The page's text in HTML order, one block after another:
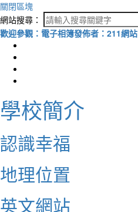
關閉區塊
網站搜尋：
歡迎參觀：電子相簿發佈者：211網站
學校簡介
認識幸福
地理位置
英文網站